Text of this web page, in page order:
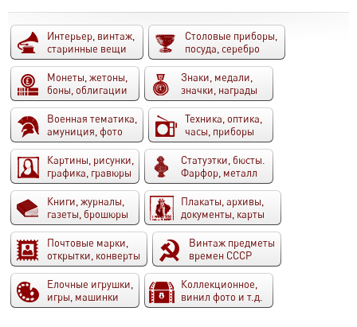
Интерьер, винтаж,
старинные вещи
Столовые приборы,
посуда, серебро
Монеты, жетоны,
боны, облигации
Знаки, медали,
значки, награды
Военная тематика,
амуниция, фото
Техника, оптика,
часы, приборы
Картины, рисунки,
графика, гравюры
Статуэтки, бюсты.
Фарфор, металл
Книги, журналы,
газеты, брошюры
Плакаты, архивы,
документы, карты
Почтовые марки,
открытки, конверты
Винтаж предметы
времен СССР
Елочные игрушки,
игры, машинки
Коллекционное,
винил фото и т.д.